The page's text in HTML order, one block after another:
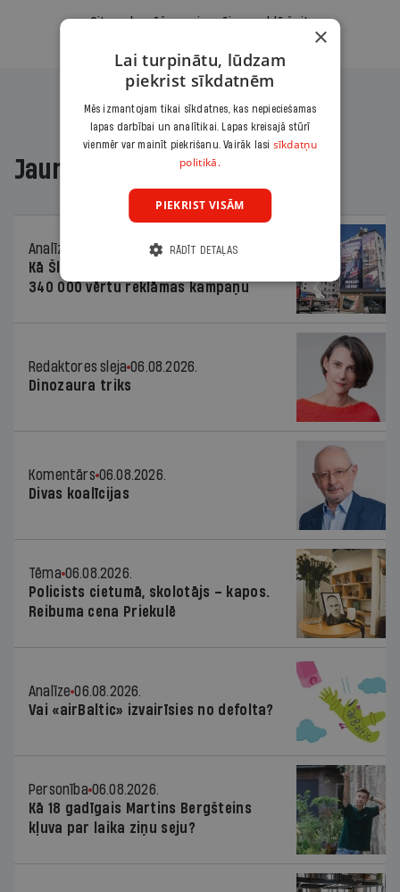
Citas abonēšanas iespējas meklē šeit
Jaunākajā žurnālā
Analīze
Kā Šlesera partija palika nesodīta par
340 000 vērtu reklāmas kampaņu
Redaktores sleja 06.08.2026.
Dinozaura triks
Komentārs 06.08.2026.
Divas koalīcijas
Tēma 06.08.2026.
Policists cietumā, skolotājs – kapos.
Reibuma cena Priekulē
Analīze 06.08.2026.
Vai «airBaltic» izvairīsies no defolta?
Personība 06.08.2026.
Kā 18 gadīgais Martins Bergšteins
kļuva par laika ziņu seju?
×
Lai turpinātu, lūdzam
piekrist sīkdatnēm
Mēs izmantojam tikai sīkdatnes, kas nepieciešamas
lapas darbībai un analītikai. Lapas kreisajā stūrī
vienmēr var mainīt piekrišanu. Vairāk lasi sīkdatņu
politikā.
PIEKRIST VISĀM
RĀDĪT DETAĻAS